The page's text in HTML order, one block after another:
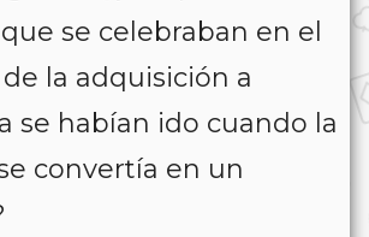
se celebraban en el
la adquisición a
se habían ido cuando la
convertía en un